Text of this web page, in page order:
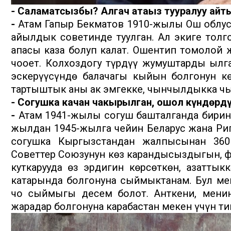
- Саламатсызбы? Алгач атаңыз тууралуу
- Атам Гапыр Бекматов 1910-жылы Ош
айылдык советинде туулган. Ал экиге
апасы каза болуп калат. Ошентип томолой
чоңоет. Колхоздогу түрдүү жумуштарды
эскерүүсүндө балачагы кыйын болгонун
тартыштык аны ак эмгекке, чынчылдыкка
- Согушка качан чакырылган, ошол күндөрдү
- Атам 1941-жылы согуш башталганда
жылдан 1945-жылга чейин Беларус жана
согушка Кыргызстандан жалпысынан
Советтер Союзунун көз
куткарууда өз эрдигин көрсөткөн,
катарында болгонуна сыймыктанам. Бул
чоң сыймыгы десем болот. Анткени,
жарадар болгонуна карабастан мекен үчүн